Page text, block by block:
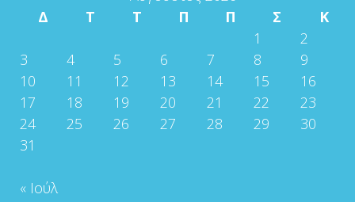
Δ
Τ Τ Π Π Σ
Κ
1
2
3
4 5 6 7 8
9
10
11 12 13 14 15
16
17
18 19 20 21 22
23
24
25 26 27 28 29
30
31
« Ιούλ